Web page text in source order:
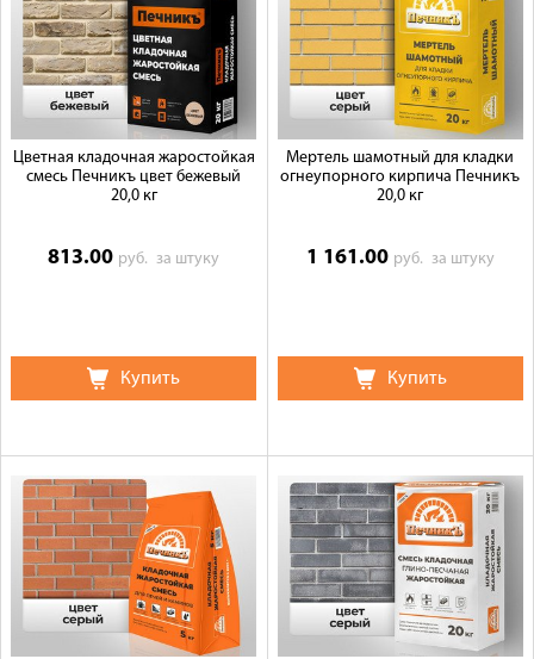
Цветная кладочная жаростойкая
смесь Печникъ цвет бежевый
20,0 кг
813.00 руб.за штуку
Купить
Мертель шамотный для кладки
огнеупорного кирпича Печникъ
20,0 кг
1 161.00 руб. за штуку
Купить